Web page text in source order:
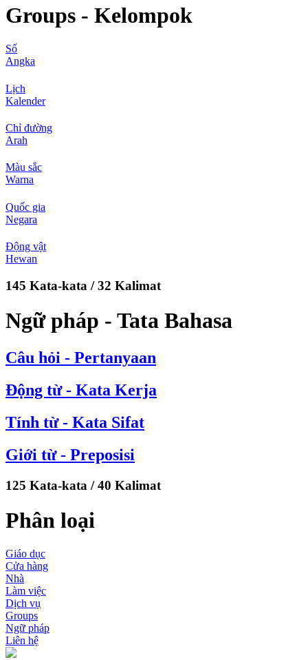
Groups - Kelompok
Số
Angka
Lịch
Kalender
Chỉ đường
Arah
Màu sắc
Warna
Quốc gia
Negara
Động vật
Hewan
145 Kata-kata / 32 Kalimat
Ngữ pháp - Tata Bahasa
Câu hỏi - Pertanyaan
Động từ - Kata Kerja
Tính từ - Kata Sifat
Giới từ - Preposisi
125 Kata-kata / 40 Kalimat
Phân loại
Giáo dục
Cửa hàng
Nhà
Làm việc
Dịch vụ
Groups
Ngữ pháp
Liên hệ